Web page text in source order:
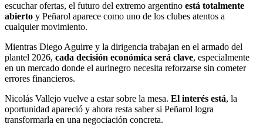
escuchar ofertas, el futuro del extremo argentino está totalmente
abierto y Peñarol aparece como uno de los clubes atentos a
cualquier movimiento.
Mientras Diego Aguirre y la dirigencia trabajan en el armado del
plantel 2026, cada decisión económica será clave, especialmente
en un mercado donde el aurinegro necesita reforzarse sin cometer
errores financieros.
Nicolás Vallejo vuelve a estar sobre la mesa. El interés está, la
oportunidad apareció y ahora resta saber si Peñarol logra
transformarla en una negociación concreta.